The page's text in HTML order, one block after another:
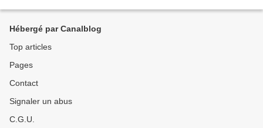
Hébergé par Canalblog
Top articles
Pages
Contact
Signaler un abus
C.G.U.